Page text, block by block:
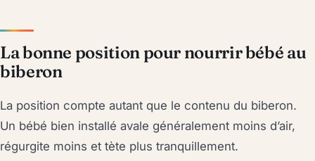
La bonne position pour nourrir bébé au
biberon
La position compte autant que le contenu du biberon.
Un bébé bien installé avale généralement moins d’air,
régurgite moins et tète plus tranquillement.